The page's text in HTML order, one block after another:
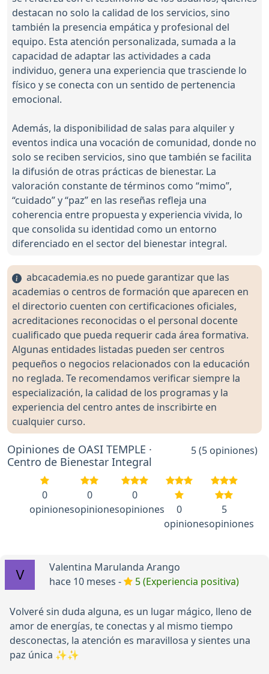
destacan no solo la calidad de los servicios, sino
también la presencia empática y profesional del
equipo. Esta atención personalizada, sumada a la
capacidad de adaptar las actividades a cada
individuo, genera una experiencia que trasciende lo
físico y se conecta con un sentido de pertenencia
emocional.
Además, la disponibilidad de salas para alquiler y
eventos indica una vocación de comunidad, donde no
solo se reciben servicios, sino que también se facilita
la difusión de otras prácticas de bienestar. La
valoración constante de términos como “mimo”,
“cuidado” y “paz” en las reseñas refleja una
coherencia entre propuesta y experiencia vivida, lo
que consolida su identidad como un entorno
diferenciado en el sector del bienestar integral.
abcacademia.es no puede garantizar que las
academias o centros de formación que aparecen en
el directorio cuenten con certificaciones oficiales,
acreditaciones reconocidas o el personal docente
cualificado que pueda requerir cada área formativa.
Algunas entidades listadas pueden ser centros
pequeños o negocios relacionados con la educación
no reglada. Te recomendamos verificar siempre la
especialización, la calidad de los programas y la
experiencia del centro antes de inscribirte en
cualquier curso.
Opiniones de OASI TEMPLE ·
Centro de Bienestar Integral
5 (5 opiniones)
0
opiniones
0
opiniones
0
opiniones
0
opiniones
5
opiniones
Valentina Marulanda Arango
hace 10 meses -
5 (Experiencia positiva)
Volveré sin duda alguna, es un lugar mágico, lleno de
amor de energías, te conectas y al mismo tiempo
desconectas, la atención es maravillosa y sientes una
paz única ✨✨